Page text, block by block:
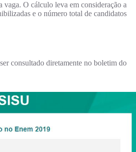
vaga. O cálculo leva em consideração a
e o número total de candidatos
consultado diretamente no boletim do